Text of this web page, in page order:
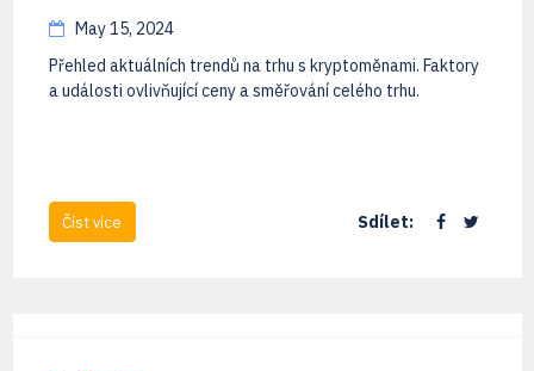
May 15, 2024
Přehled aktuálních trendů na trhu s kryptoměnami. Faktory
a události ovlivňující ceny a směřování celého trhu.
Číst více Sdílet: